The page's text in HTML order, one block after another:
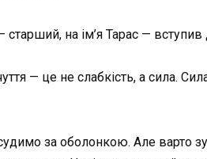
старший, на ім’я Тарас —
— це не слабкість, а сила.
за оболонкою. Але варто